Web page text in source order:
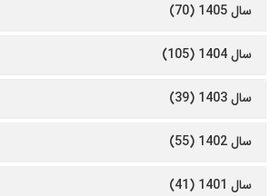
سال 1405 (70)
سال 1404 (105)
سال 1403 (39)
سال 1402 (55)
سال 1401 (41)